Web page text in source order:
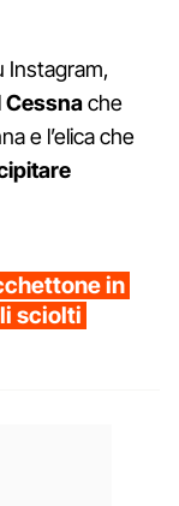
Instagram,
Cessnache
e l’elica che
in
sciolti